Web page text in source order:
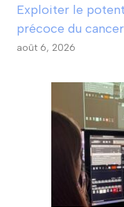
Exploiter le
précoce du cancer
août 6, 2026